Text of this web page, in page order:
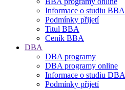
Informace o studiu BBA
Podmínky přijetí
Titul BBA
Ceník BBA
DBA
DBA programy
DBA programy online
Informace o studiu DBA
Podmínky přijetí